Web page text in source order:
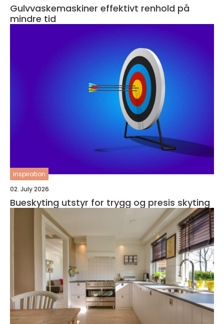
Gulvvaskemaskiner effektivt renhold på
mindre tid
inspiration
02. July 2026
Bueskyting utstyr for trygg og presis skyting